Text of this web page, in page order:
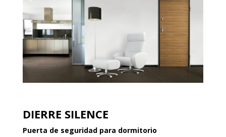
DIERRE SILENCE
Puerta de seguridad para dormitorio